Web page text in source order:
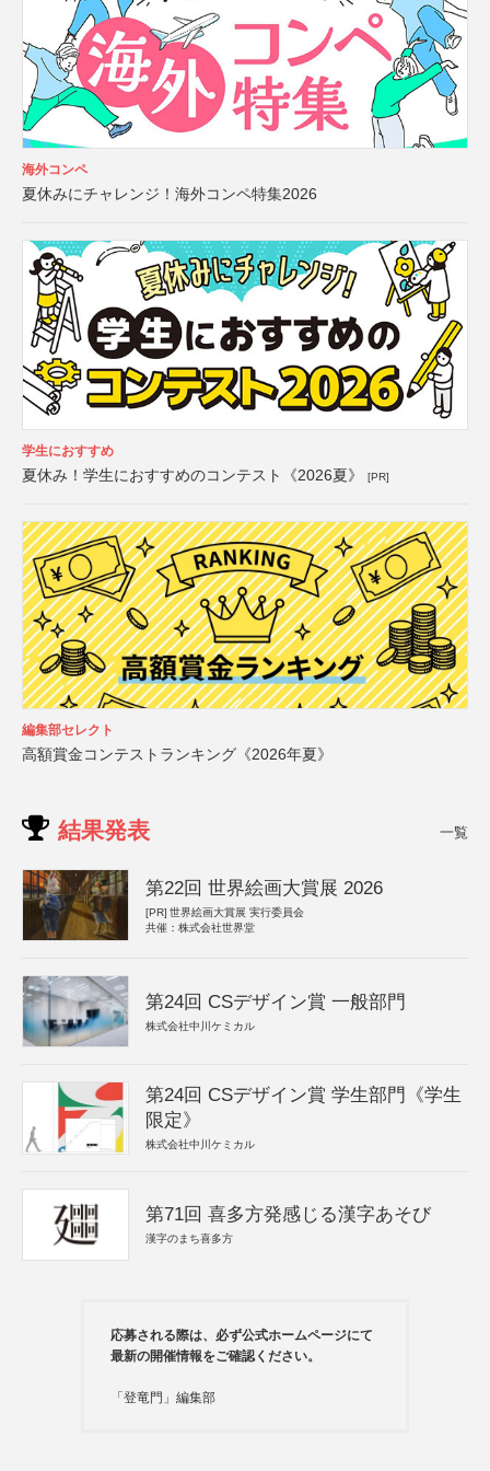
海外コンペ
夏休みにチャレンジ！海外コンペ特集2026
学生におすすめ
夏休み！学生におすすめのコンテスト《2026夏》 [PR]
編集部セレクト
高額賞金コンテストランキング《2026年夏》
結果発表 一覧
第22回 世界絵画大賞展 2026
[PR] 世界絵画大賞展 実行委員会
共催：株式会社世界堂
第24回 CSデザイン賞 一般部門
株式会社中川ケミカル
第24回 CSデザイン賞 学生部門《学生
限定》
株式会社中川ケミカル
第71回 喜多方発感じる漢字あそび
漢字のまち喜多方
応募される際は、必ず公式ホームページにて
最新の開催情報をご確認ください。
「登竜門」編集部